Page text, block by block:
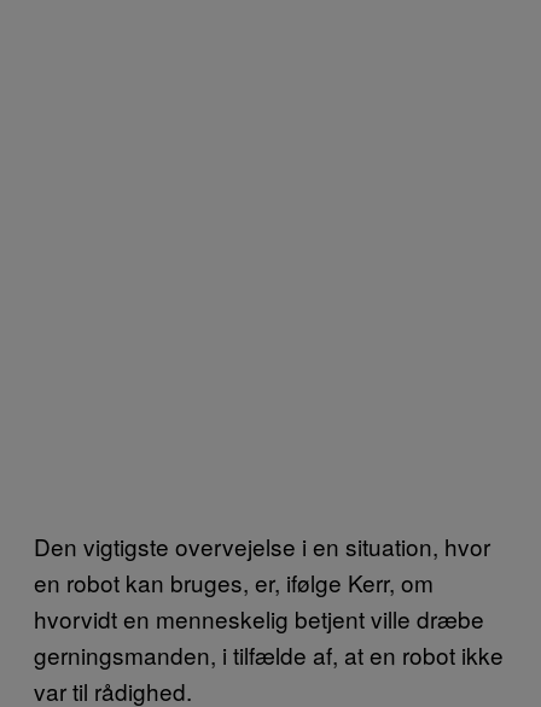
Den vigtigste overvejelse i en situation, hvor
en robot kan bruges, er, ifølge Kerr, om
hvorvidt en menneskelig betjent ville dræbe
gerningsmanden, i tilfælde af, at en robot ikke
var til rådighed.